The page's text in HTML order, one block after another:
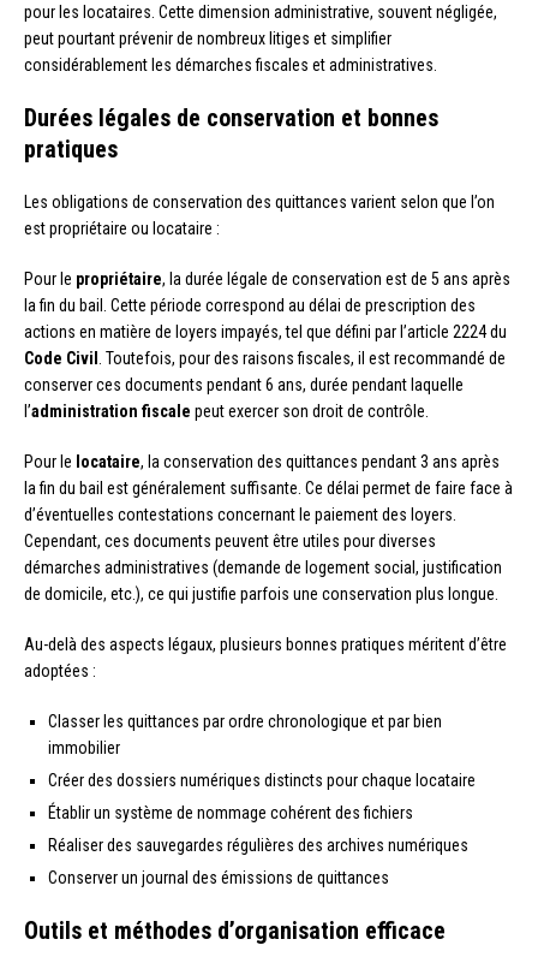
pour les locataires. Cette dimension administrative, souvent négligée,
peut pourtant prévenir de nombreux litiges et simplifier
considérablement les démarches fiscales et administratives.
Durées légales de conservation et bonnes
pratiques
Les obligations de conservation des quittances varient selon que l’on
est propriétaire ou locataire :
Pour le propriétaire, la durée légale de conservation est de 5 ans après
la fin du bail. Cette période correspond au délai de prescription des
actions en matière de loyers impayés, tel que défini par l’article 2224 du
Code Civil
. Toutefois, pour des raisons fiscales, il est recommandé de
conserver ces documents pendant 6 ans, durée pendant laquelle
l’administration fiscale peut exercer son droit de contrôle.
Pour le locataire, la conservation des quittances pendant 3 ans après
la fin du bail est généralement suffisante. Ce délai permet de faire face à
d’éventuelles contestations concernant le paiement des loyers.
Cependant, ces documents peuvent être utiles pour diverses
démarches administratives (demande de logement social, justification
de domicile, etc.), ce qui justifie parfois une conservation plus longue.
Au-delà des aspects légaux, plusieurs bonnes pratiques méritent d’être
adoptées :
Classer les quittances par ordre chronologique et par bien
immobilier
Créer des dossiers numériques distincts pour chaque locataire
Établir un système de nommage cohérent des fichiers
Réaliser des sauvegardes régulières des archives numériques
Conserver un journal des émissions de quittances
Outils et méthodes d’organisation efficace